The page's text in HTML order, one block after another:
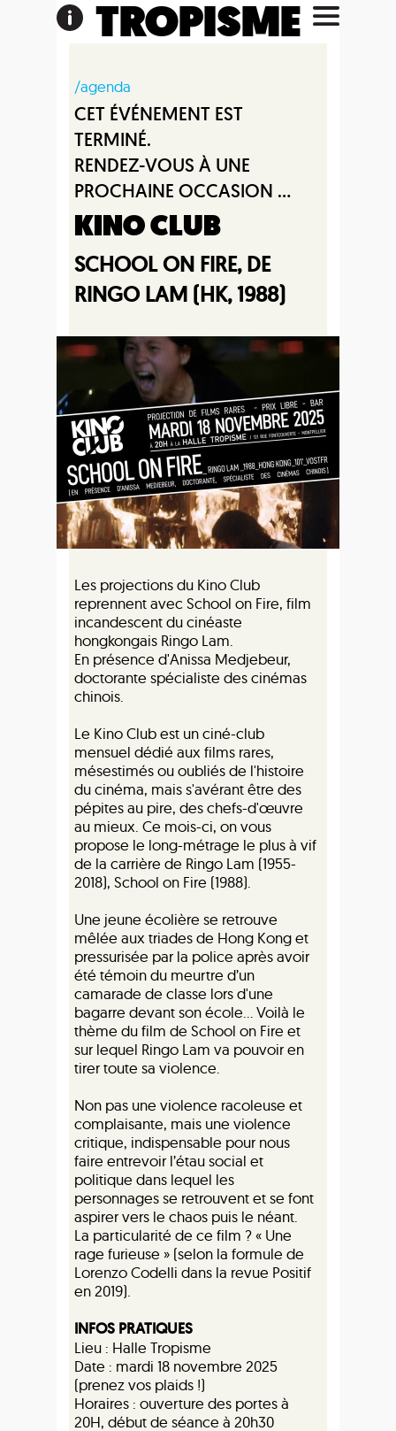
TROPISME
/agenda
CET ÉVÉNEMENT EST
TERMINÉ.
RENDEZ-VOUS À UNE
PROCHAINE OCCASION ...
KINO CLUB
SCHOOL ON FIRE, DE
RINGO LAM (HK, 1988)
Les projections du Kino Club
reprennent avec School on Fire, film
incandescent du cinéaste
hongkongais Ringo Lam.
En présence d'Anissa Medjebeur,
doctorante spécialiste des cinémas
chinois.
Le Kino Club est un ciné-club
mensuel dédié aux films rares,
mésestimés ou oubliés de l'histoire
du cinéma, mais s'avérant être des
pépites au pire, des chefs-d'œuvre
au mieux. Ce mois-ci, on vous
propose le long-métrage le plus à vif
de la carrière de Ringo Lam (1955-
2018), School on Fire (1988).
Une jeune écolière se retrouve
mêlée aux triades de Hong Kong et
pressurisée par la police après avoir
été témoin du meurtre d’un
camarade de classe lors d'une
bagarre devant son école… Voilà le
thème du film de School on Fire et
sur lequel Ringo Lam va pouvoir en
tirer toute sa violence.
Non pas une violence racoleuse et
complaisante, mais une violence
critique, indispensable pour nous
faire entrevoir l’étau social et
politique dans lequel les
personnages se retrouvent et se font
aspirer vers le chaos puis le néant.
La particularité de ce film ? « Une
rage furieuse » (selon la formule de
Lorenzo Codelli dans la revue Positif
en 2019).
INFOS PRATIQUES
Lieu : Halle Tropisme
Date : mardi 18 novembre 2025
(prenez vos plaids !)
Horaires : ouverture des portes à
20H, début de séance à 20h30